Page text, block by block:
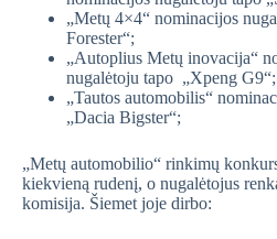
„Metų 4×4“ nominacijos
Forester“;
„Autoplius Metų inovacija“
nugalėtoju tapo „Xpeng G9“;
„Tautos automobilis“
„Dacia Bigster“;
„Metų automobilio“ rinkimų
kiekvieną rudenį, o nugalėtojus
komisija. Šiemet joje dirbo: